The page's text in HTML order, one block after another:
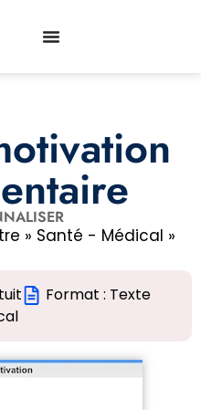
» Santé - Médical »
Format : Texte